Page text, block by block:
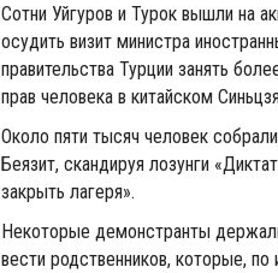
Сотни Уйгуров и Турок вышли на
осудить визит министра
правительства Турции занять
прав человека в китайском
Около пяти тысяч человек
Беязит, скандируя лозунги
закрыть лагеря».
Некоторые демонстранты
вести родственников, которые,